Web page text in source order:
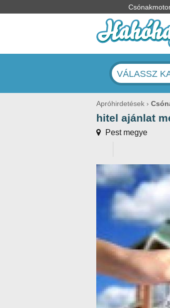
VÁLASSZ
Apróhirdetések
hitel ajánlat
Pest megye